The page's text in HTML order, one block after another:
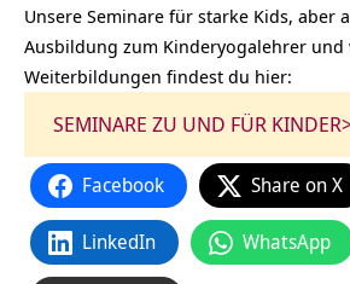
Unsere Seminare für starke Kids, aber
Ausbildung zum Kinderyogalehrer und
Weiterbildungen findest du hier:
SEMINARE ZU UND FÜR
Facebook Share on X
LinkedIn WhatsApp